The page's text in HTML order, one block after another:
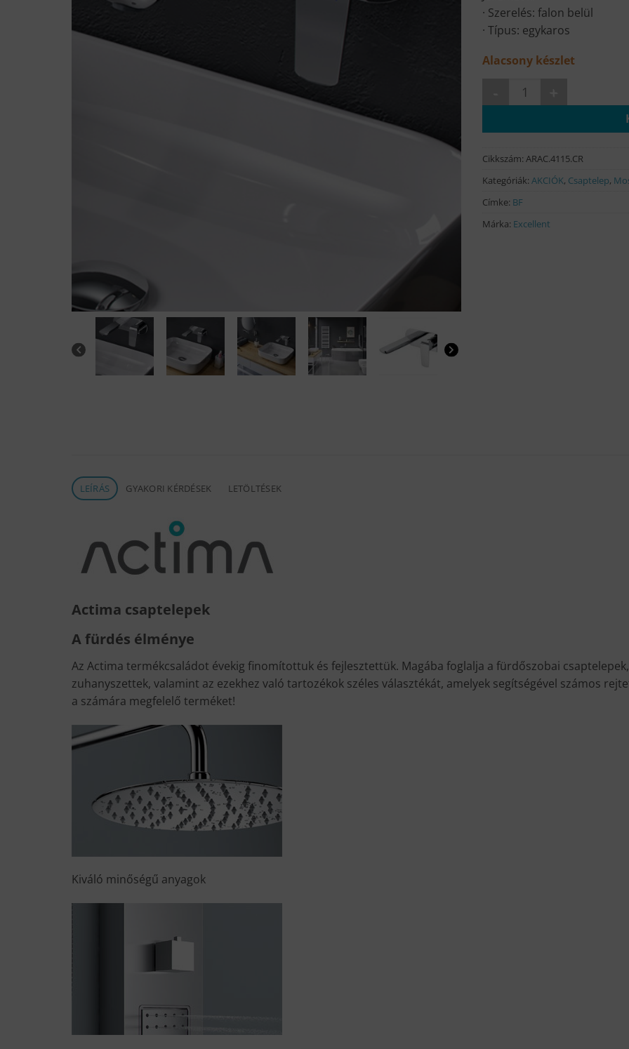
· Szerelés: falon belül
· Típus: egykaros
Alacsony készlet
Clever fali mosdó csaptelep
Cikkszám: ARAC.4115.CR
Kategóriák: AKCIÓK, Csaptelep,
Címke: BF
Márka: Excellent
LEÍRÁS GYAKORI KÉRDÉSEK LETÖLTÉSEK
Actima csaptelepek
A fürdés élménye
Az Actima termékcsaládot évekig finomítottuk és fejlesztettük. Magába foglalja a fürdőszobai
zuhanyszettek, valamint az ezekhez való tartozékok széles választékát, amelyek segítségével számos
a számára megfelelő terméket!
Kiváló minőségű anyagok